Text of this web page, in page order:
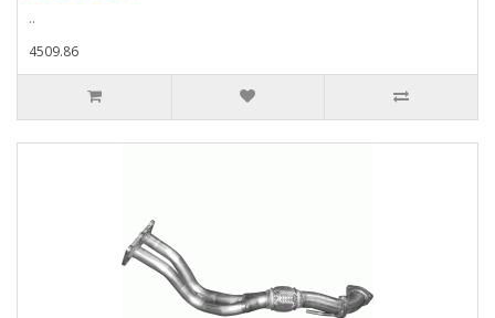
..
4509.86